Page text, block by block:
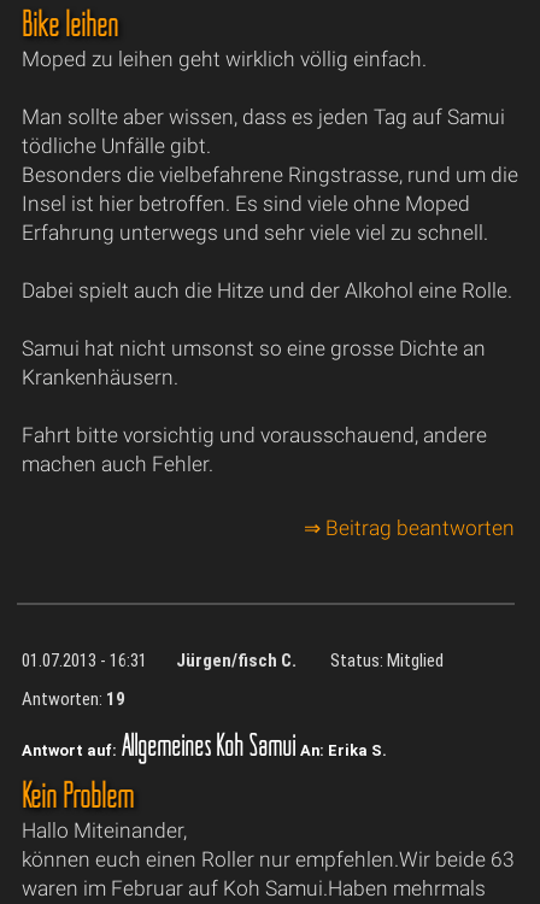
Bike leihen
Moped zu leihen geht wirklich völlig einfach.
Man sollte aber wissen, dass es jeden Tag auf Samui
tödliche Unfälle gibt.
Besonders die vielbefahrene Ringstrasse, rund um die
Insel ist hier betroffen. Es sind viele ohne Moped
Erfahrung unterwegs und sehr viele viel zu schnell.
Dabei spielt auch die Hitze und der Alkohol eine Rolle.
Samui hat nicht umsonst so eine grosse Dichte an
Krankenhäusern.
Fahrt bitte vorsichtig und vorausschauend, andere
machen auch Fehler.
⇒ Beitrag beantworten
01.07.2013 - 16:31 Jürgen/fisch C.
Status: Mitglied
Antworten: 19
Antwort auf: Allgemeines Koh Samui An: Erika S.
Kein Problem
Hallo Miteinander,
können euch einen Roller nur empfehlen.Wir beide 63
waren im Februar auf Koh Samui.Haben mehrmals